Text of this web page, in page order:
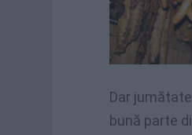
Dar
bună parte